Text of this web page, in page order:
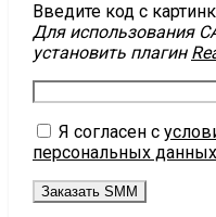
Введите код с
Для использования
установить плагин
Я согласен с
персональных данных